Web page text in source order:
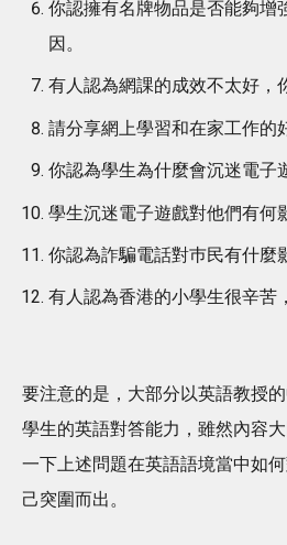
你認擁有名牌物品是否能夠增
因。
有人認為網課的成效不太好，
請分享網上學習和在家工作的
你認為學生為什麼會沉迷電子
學生沉迷電子遊戲對他們有何
你認為詐騙電話對巿民有什麼
有人認為香港的小學生很辛苦
要注意的是，大部分以英語教授
學生的英語對答能力，雖然內容
一下上述問題在英語語境當中如
己突圍而出。